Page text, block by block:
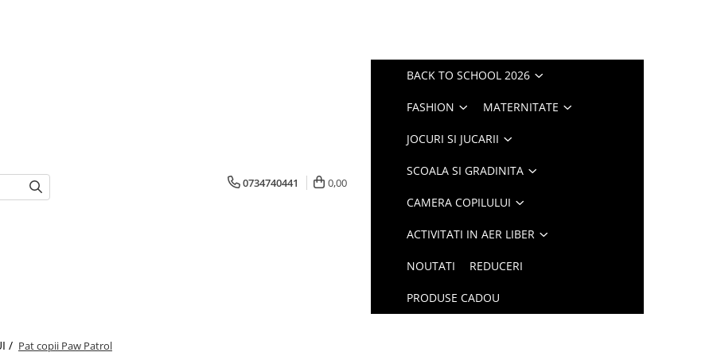
0734740441 0,00
BACK TO SCHOOL 2026
FASHION MATERNITATE
JOCURI SI JUCARII
SCOALA SI GRADINITA
CAMERA COPILULUI
ACTIVITATI IN AER LIBER
NOUTATI REDUCERI
PRODUSE CADOU
/ Pat copii Paw Patrol